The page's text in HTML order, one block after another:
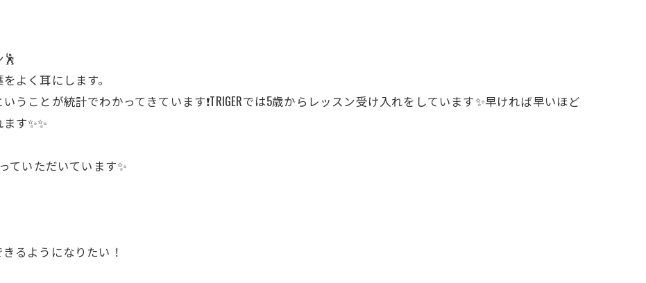
よく耳にします。
うことが統計でわかってきています❗️TRIGERでは5歳からレッスン受け入れをしています✨早ければ早いほど
す✨✨
ていただいています✨
るようになりたい！
公式ラジオ番組「ダンスのとなり」スタート！ スタ
公式ラジオ番組「ダンスのとなり」スタート！ スタ